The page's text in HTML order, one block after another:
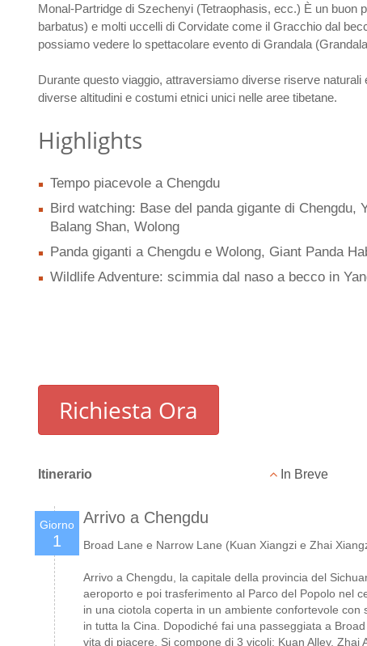
Monal-Partridge di Szechenyi (Tetraophasis, ecc.) È un buon
barbatus) e molti uccelli di Corvidate come il Gracchio dal
possiamo vedere lo spettacolare evento di Grandala
Durante questo viaggio, attraversiamo diverse riserve
diverse altitudini e costumi etnici unici nelle aree tibetane.
Highlights
Tempo piacevole a Chengdu
Bird watching: Base del panda gigante di Chengdu,
Balang Shan, Wolong
Panda giganti a Chengdu e Wolong, Giant Panda
Wildlife Adventure: scimmia dal naso a becco in
Richiesta Ora
Itinerario In Breve
Giorno
1
Arrivo a Chengdu
Broad Lane e Narrow Lane (Kuan Xiangzi e Zhai
Arrivo a Chengdu, la capitale della provincia del
aeroporto e poi trasferimento al Parco del Popolo nel
in una ciotola coperta in un ambiente confortevole
in tutta la Cina. Dopodiché fai una passeggiata a
vita di piacere. Si compone di 3 vicoli: Kuan Alley,